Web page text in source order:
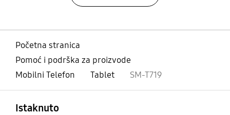
Početna stranica
Pomoć i podrška za proizvode
Mobilni Telefon
Tablet SM-T719
Istaknuto